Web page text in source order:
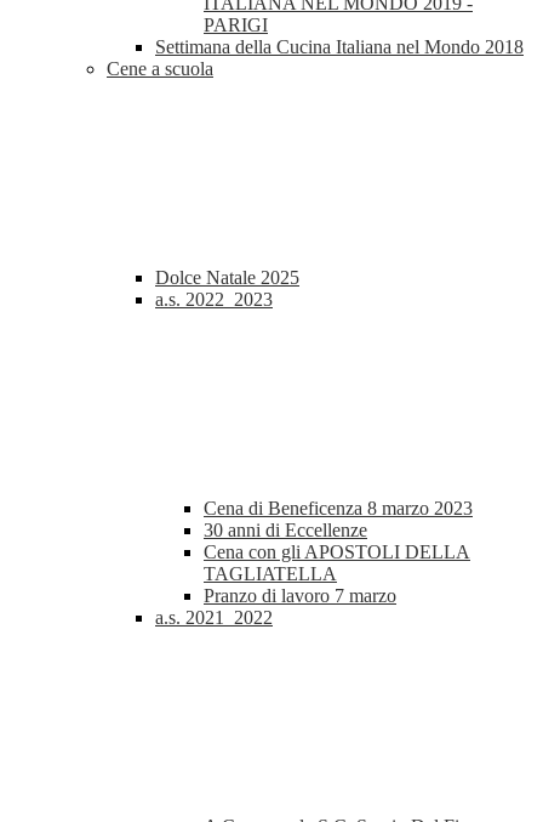
PARIGI
Settimana della Cucina Italiana nel Mondo 2018
Cene a scuola
Dolce Natale 2025
a.s. 2022_2023
Cena di Beneficenza 8 marzo 2023
30 anni di Eccellenze
Cena con gli APOSTOLI DELLA
TAGLIATELLA
Pranzo di lavoro 7 marzo
a.s. 2021_2022